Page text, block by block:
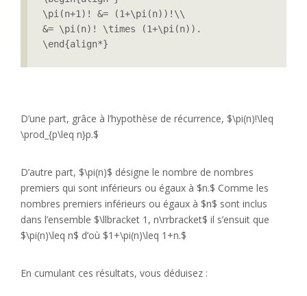
\pi(n+1)! &= (1+\pi(n))!\\
&= \pi(n)! \times (1+\pi(n)).
\end{align*}
D’une part, grâce à l’hypothèse de récurrence, $\pi(n)!\leq
\prod_{p\leq n}p.$
D’autre part, $\pi(n)$ désigne le nombre de nombres
premiers qui sont inférieurs ou égaux à $n.$ Comme les
nombres premiers inférieurs ou égaux à $n$ sont inclus
dans l’ensemble $\llbracket 1, n\rrbracket$ il s’ensuit que
$\pi(n)\leq n$ d’où $1+\pi(n)\leq 1+n.$
En cumulant ces résultats, vous déduisez :